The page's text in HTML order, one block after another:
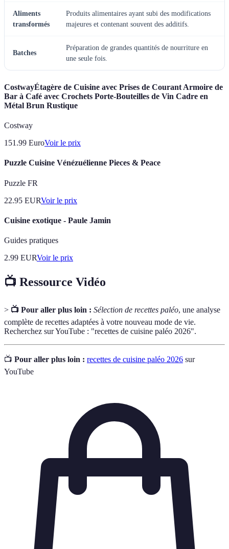
Aliments
transformés
Produits alimentaires ayant subi des modifications
majeures et contenant souvent des additifs.
Batches
Préparation de grandes quantités de nourriture en
une seule fois.
CostwayÉtagère de Cuisine avec Prises de Courant Armoire de
Bar à Café avec Crochets Porte-Bouteilles de Vin Cadre en
Métal Brun Rustique
Costway
151.99 EuroVoir le prix
Puzzle Cuisine Vénézuélienne Pieces & Peace
Puzzle FR
22.95 EURVoir le prix
Cuisine exotique - Paule Jamin
Guides pratiques
2.99 EURVoir le prix
📺 Ressource Vidéo
> 📺 Pour aller plus loin : Sélection de recettes paléo, une analyse
complète de recettes adaptées à votre nouveau mode de vie.
Recherchez sur YouTube : "recettes de cuisine paléo 2026".
📺 Pour aller plus loin : recettes de cuisine paléo 2026 sur
YouTube